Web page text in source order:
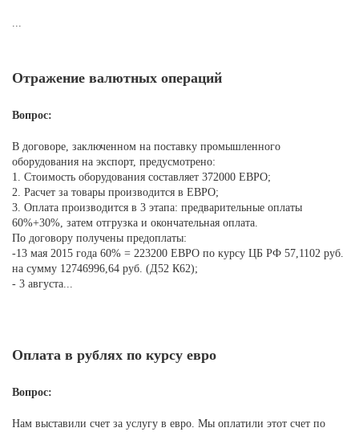
...
Отражение валютных операций
Вопрос:
В договоре, заключенном на поставку промышленного
оборудования на экспорт, предусмотрено:
1. Стоимость оборудования составляет 372000 ЕВРО;
2. Расчет за товары производится в ЕВРО;
3. Оплата производится в 3 этапа: предварительные оплаты
60%+30%, затем отгрузка и окончательная оплата.
По договору получены предоплаты:
-13 мая 2015 года 60% = 223200 ЕВРО по курсу ЦБ РФ 57,1102 руб.
на сумму 12746996,64 руб. (Д52 К62);
- 3 августа...
Оплата в рублях по курсу евро
Вопрос:
Нам выставили счет за услугу в евро. Мы оплатили этот счет по